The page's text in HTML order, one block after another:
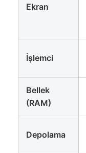
Ekran
İşlemci
Bellek
(RAM)
Depolama